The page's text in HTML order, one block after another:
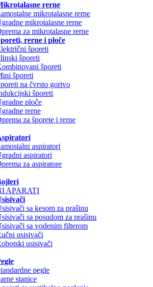
rerne
mikrotalasne rerne
mikrotalasne rerne
za mikrotalasne rerne
rerne i ploče
šporeti
šporeti
šporeti
šporeti
na čvrsto gorivo
šporeti
ploče
rerne
za šporete i rerne
aspiratori
aspiratori
za aspiratore
APARATI
sa kesom za prašinu
sa posudom za prašinu
sa vodenim filterom
usisivači
usisivači
pegle
stanice